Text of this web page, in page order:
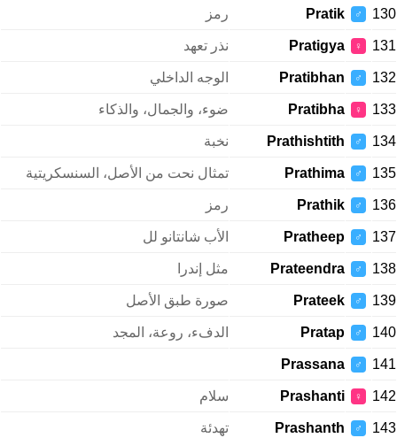
130
♂
Pratik رمز
131
♀
Pratigya نذر تعهد
132
♂
Pratibhan الوجه الداخلي
133
♀
Pratibha ضوء، والجمال، والذكاء
134
♂
Prathishtith نخبة
135
♂
Prathima تمثال نحت من الأصل، السنسكريتية
136
♂
Prathik رمز
137
♂
Pratheep الأب شانتانو لل
138
♂
Prateendra مثل إندرا
139
♂
Prateek صورة طبق الأصل
140
♂
Pratap الدفء، روعة، المجد
141
♂
Prassana
142
♀
Prashanti سلام
143
♂
Prashanth تهدئة